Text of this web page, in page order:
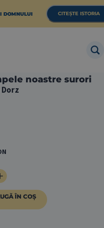
DOMNULUI CITEȘTE ISTORIA
noastre surori
ÎN COȘ